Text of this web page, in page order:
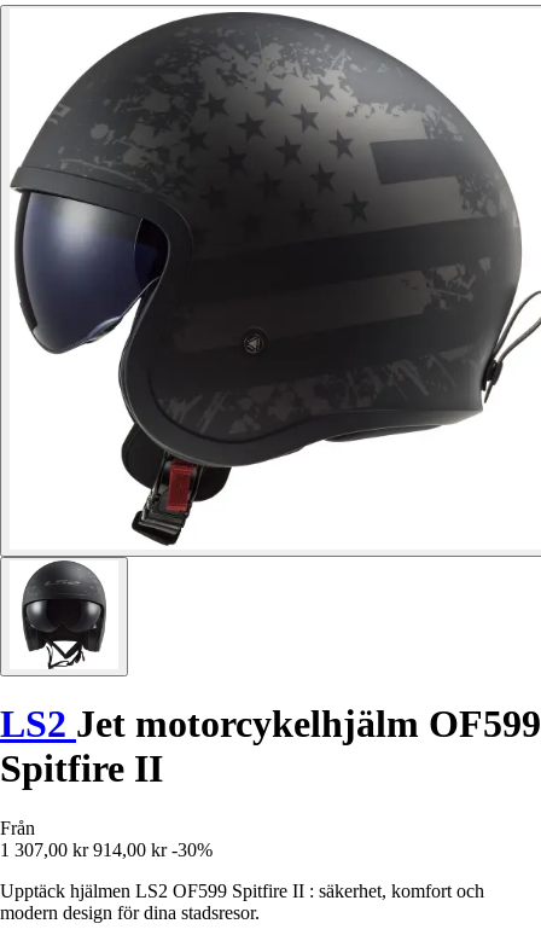
LS2 Jet motorcykelhjälm OF599
Spitfire II
Från
1 307,00 kr 914,00 kr -30%
Upptäck hjälmen LS2 OF599 Spitfire II : säkerhet, komfort och
modern design för dina stadsresor.